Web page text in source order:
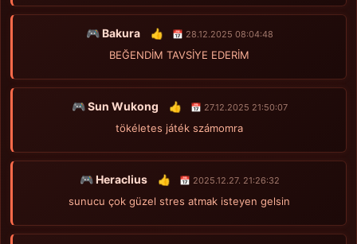
🎮 Bakura 👍 📅 28.12.2025 08:04:48
BEĞENDİM TAVSİYE EDERİM
🎮 Sun Wukong 👍 📅 27.12.2025 21:50:07
tökéletes játék számomra
🎮 Heraclius 👍 📅 2025.12.27. 21:26:32
sunucu çok güzel stres atmak isteyen gelsin